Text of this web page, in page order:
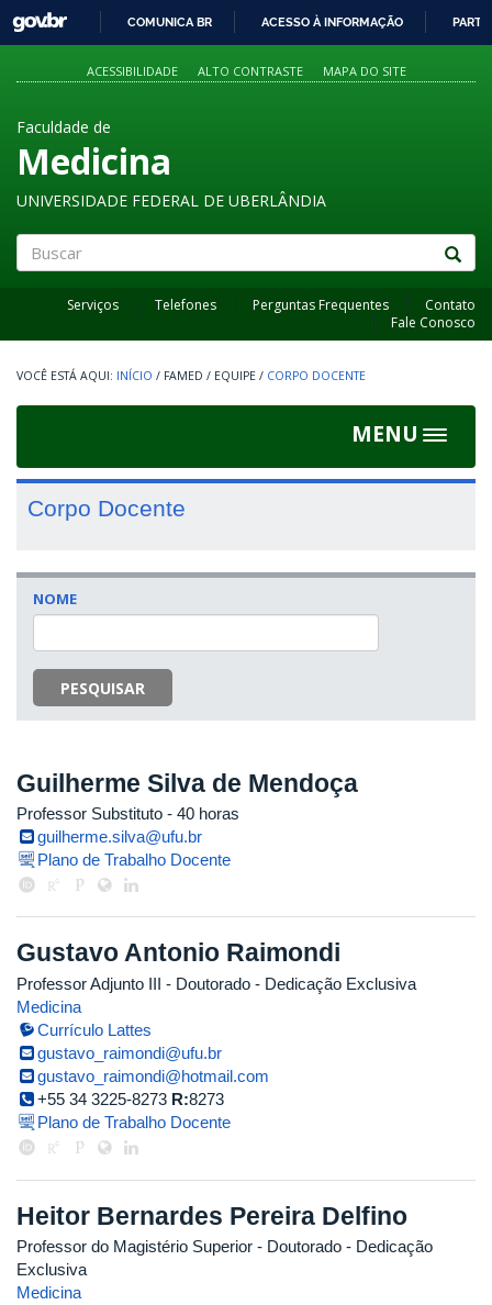
PARA
O
GOVBR
COMUNICA BR ACESSO À INFORMAÇÃO
ACESSIBILIDADE ALTO CONTRASTE MAPA DO SITE
Faculdade de
Medicina
UNIVERSIDADE FEDERAL DE UBERLÂNDIA
Serviços Telefones Perguntas Frequentes
Contato
Fale Conosco
INÍCIO / FAMED / EQUIPE / CORPO DOCENTE
MENU
Toggle
Corpo Docente
NOME
PESQUISAR
Guilherme Silva de Mendoça
Professor Substituto - 40 horas
guilherme.silva@ufu.br
Plano de Trabalho Docente
Gustavo Antonio Raimondi
Professor Adjunto III - Doutorado - Dedicação Exclusiva
Medicina
Currículo Lattes
gustavo_raimondi@ufu.br
gustavo_raimondi@hotmail.com
+55 34 3225-8273 R:8273
Plano de Trabalho Docente
Heitor Bernardes Pereira Delfino
Professor do Magistério Superior - Doutorado - Dedicação
Exclusiva
Medicina